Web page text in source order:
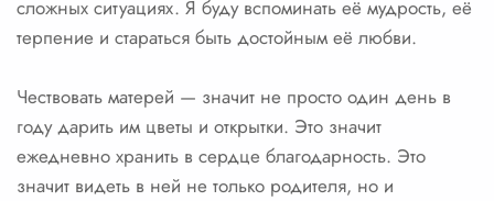
сложных ситуациях. Я буду вспоминать её мудрость, её
терпение и стараться быть достойным её любви.
Чествовать матерей — значит не просто один день в
году дарить им цветы и открытки. Это значит
ежедневно хранить в сердце благодарность. Это
значит видеть в ней не только родителя, но и